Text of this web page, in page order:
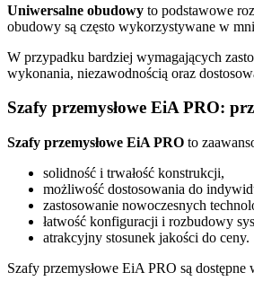
Uniwersalne obudowy to podstawowe
obudowy są często wykorzystywane w
W przypadku bardziej wymagających
wykonania, niezawodnością oraz
Szafy przemysłowe EiA PRO:
Szafy przemysłowe EiA PRO to
solidność i trwałość konstrukcji,
możliwość dostosowania do
zastosowanie nowoczesnych
łatwość konfiguracji i rozbudowy
atrakcyjny stosunek jakości do ceny.
Szafy przemysłowe EiA PRO są